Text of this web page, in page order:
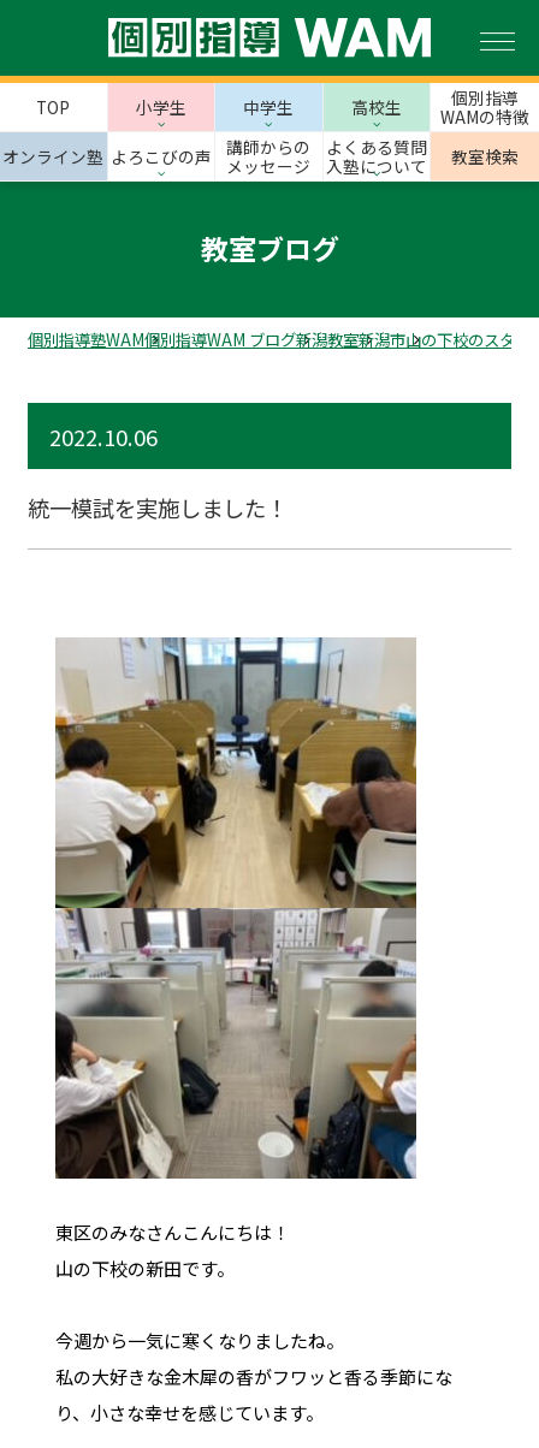
TOP 小学生 中学生 高校生
個別指導
WAMの特徴
オンライン塾 よろこびの声
講師からの
メッセージ
よくある質問
入塾について
教室検索
教室ブログ
個別指導塾WAM個別指導WAM ブログ新潟教室新潟市山の下校のスタッ
2022.10.06
統一模試を実施しました！
東区のみなさんこんにちは！
山の下校の新田です。
今週から一気に寒くなりましたね。
私の大好きな金木犀の香がフワッと香る季節にな
り、小さな幸せを感じています。